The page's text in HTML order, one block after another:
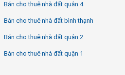
Bán cho thuê nhà đất quận 4
Bán cho thuê nhà đất bình thạnh
Bán cho thuê nhà đất quận 2
Bán cho thuê nhà đất quận 1